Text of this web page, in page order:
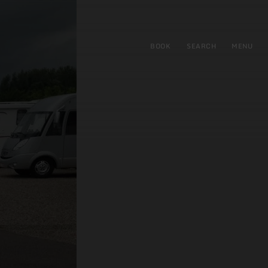
BOOK SEARCH MENU